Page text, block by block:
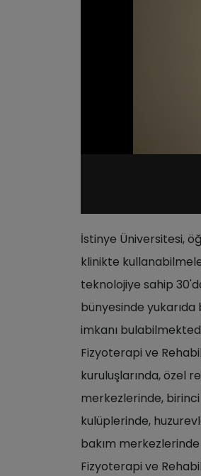
İstinye Üniversitesi,
klinikte
teknolojiye sahip
bünyesinde yukarıda
imkanı
Fizyoterapi ve
kuruluşlarında, özel
merkezlerinde,
kulüplerinde,
bakım
Fizyoterapi ve